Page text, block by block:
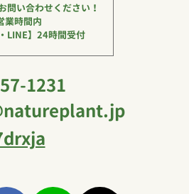
問い合わせください！
業時間内
LINE】24時間受付
1231